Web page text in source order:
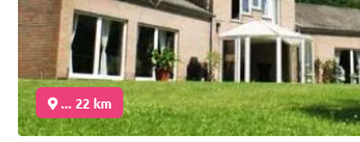
... 22 km